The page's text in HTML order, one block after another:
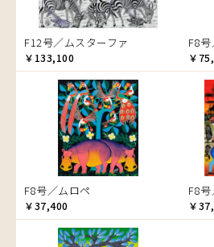
花
ヒョウ
フクロウ
ブドウの木
フラミンゴ
ヘビ
ペンギン
星空
マーケット
マサイ
マンゴーの木
水浴び
F12号／ムスターファ
￥133,100
F8
￥
F8号／ムロペ
￥37,400
F8
￥